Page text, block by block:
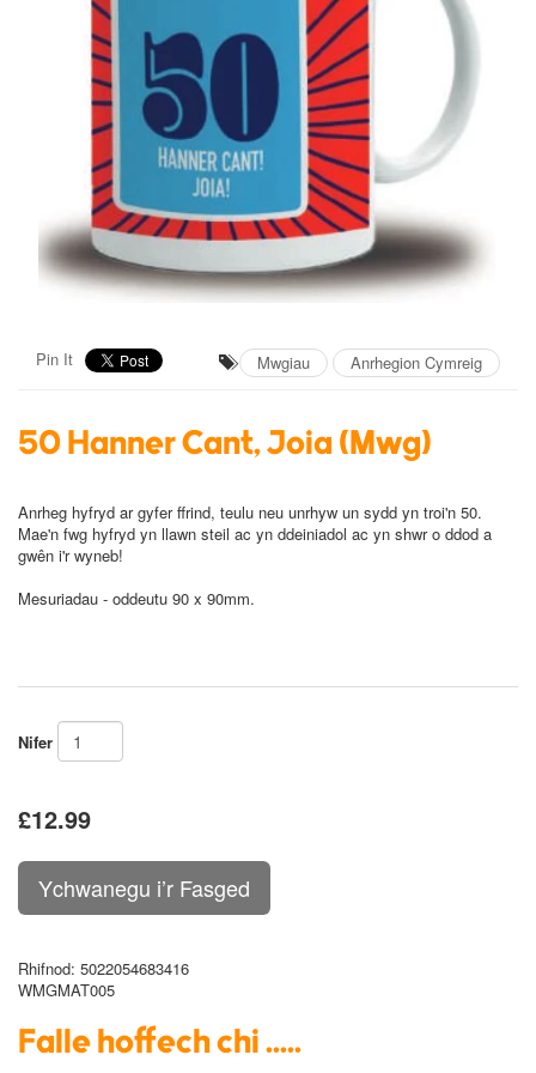
Pin It Mwgiau Anrhegion Cymreig
50 Hanner Cant, Joia (Mwg)
Anrheg hyfryd ar gyfer ffrind, teulu neu unrhyw un sydd yn troi'n 50.
Mae'n fwg hyfryd yn llawn steil ac yn ddeiniadol ac yn shwr o ddod a
gwên i'r wyneb!
Mesuriadau - oddeutu 90 x 90mm.
Nifer
£12.99
Rhifnod: 5022054683416
WMGMAT005
Falle hoffech chi .....